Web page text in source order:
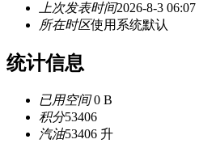
上次发表时间2026-8-3 06:07
所在时区使用系统默认
统计信息
已用空间0 B
积分53406
汽油53406 升